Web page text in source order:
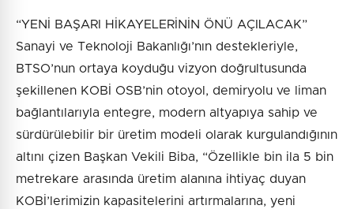
“YENİ BAŞARI HİKAYELERİNİN ÖNÜ AÇILACAK”
Sanayi ve Teknoloji Bakanlığı’nın destekleriyle,
BTSO’nun ortaya koyduğu vizyon doğrultusunda
şekillenen KOBİ OSB’nin otoyol, demiryolu ve liman
bağlantılarıyla entegre, modern altyapıya sahip ve
sürdürülebilir bir üretim modeli olarak kurgulandığının
altını çizen Başkan Vekili Biba, “Özellikle bin ila 5 bin
metrekare arasında üretim alanına ihtiyaç duyan
KOBİ’lerimizin kapasitelerini artırmalarına, yeni